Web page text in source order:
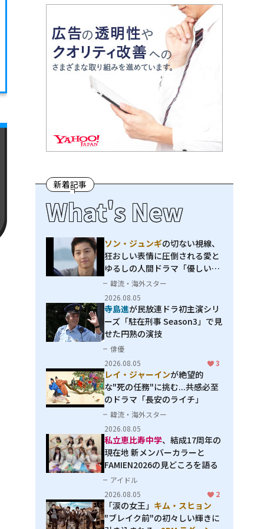
新着記事
What's New
ソン・ジュンギの切ない視線、
狂おしい表情に圧倒される――愛と
ゆるしの人間ドラマ「優しい
男」
韓流・海外スター
2026.08.05
寺島進が民放連ドラ初主演シリ
ーズ「駐在刑事 Season3」で見
せた円熟の演技
俳優
2026.08.05
3
レイ・ジャーインが絶望的
な"死の任務"に挑む...共感必至
のドラマ「長安のライチ」
韓流・海外スター
2026.08.05
私立恵比寿中学、結成17周年の
現在地 新メンバーカラーと
FAMIEN2026の見どころを語る
アイドル
2026.08.05
2
「涙の女王」 キム・スヒョン
"ブレイク前"の初々しい輝きに